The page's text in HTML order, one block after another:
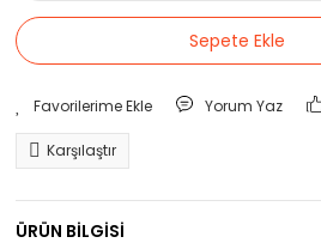
Sepete Ekle
Yorum Yaz
Karşılaştır
ÜRÜN BİLGİSİ